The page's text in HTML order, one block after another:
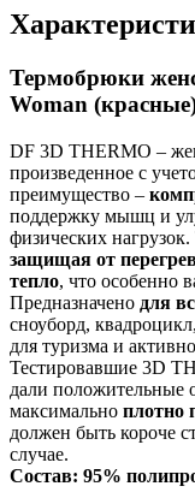
Термобрюки
Woman
DF 3D THERMO –
произведенное с
преимущество –
поддержку мышц и
физических
защищая от
тепло, что особенно
Предназначено для
сноуборд,
для туризма и
Тестировавшие 3D
дали положительные
максимально плотно
должен быть короче
случае.
Состав: 95%